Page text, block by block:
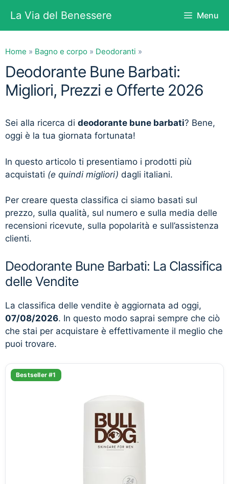
contenuto
La Via del Benessere Menu
Home » Bagno e corpo » Deodoranti »
Deodorante Bune Barbati:
Migliori, Prezzi e Offerte 2026
Sei alla ricerca di deodorante bune barbati? Bene,
oggi è la tua giornata fortunata!
In questo articolo ti presentiamo i prodotti più
acquistati (e quindi migliori) dagli italiani.
Per creare questa classifica ci siamo basati sul
prezzo, sulla qualità, sul numero e sulla media delle
recensioni ricevute, sulla popolarità e sull’assistenza
clienti.
Deodorante Bune Barbati: La Classifica
delle Vendite
La classifica delle vendite è aggiornata ad oggi,
07/08/2026. In questo modo saprai sempre che ciò
che stai per acquistare è effettivamente il meglio che
puoi trovare.
Bestseller #1